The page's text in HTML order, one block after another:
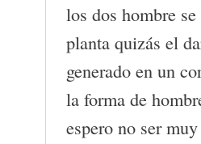
los dos hombre
planta quizás el
generado en un
la forma de
espero no ser